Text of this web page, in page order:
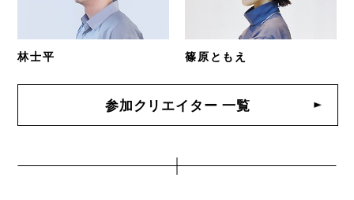
林士平 篠原ともえ
参加クリエイター 一覧